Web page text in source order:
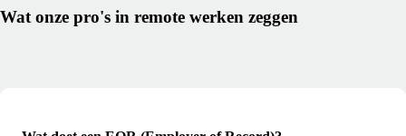
Wat onze pro's in remote werken zeggen